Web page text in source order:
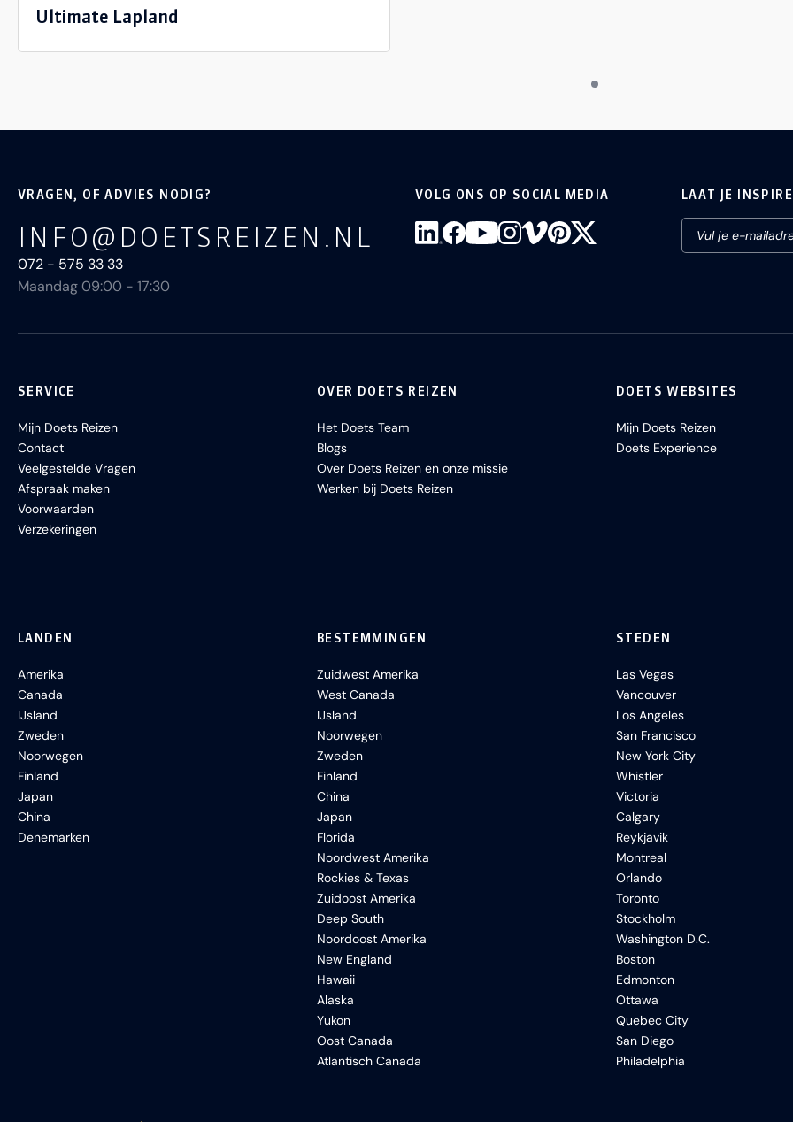
Ultimate Lapland
VRAGEN, OF ADVIES NODIG?
INFO@DOETSREIZEN.NL
072 - 575 33 33
Maandag 09:00 - 17:30
VOLG ONS OP SOCIAL MEDIA LAAT JE
SERVICE
Mijn Doets Reizen
Contact
Veelgestelde Vragen
Afspraak maken
Voorwaarden
Verzekeringen
OVER DOETS REIZEN
Het Doets Team
Blogs
Over Doets Reizen en onze missie
Werken bij Doets Reizen
DOETS WEBSITES
Mijn Doets Reizen
Doets Experience
LANDEN
Amerika
Canada
IJsland
Zweden
Noorwegen
Finland
Japan
China
Denemarken
BESTEMMINGEN
Zuidwest Amerika
West Canada
IJsland
Noorwegen
Zweden
Finland
China
Japan
Florida
Noordwest Amerika
Rockies & Texas
Zuidoost Amerika
Deep South
Noordoost Amerika
New England
Hawaii
Alaska
Yukon
Oost Canada
Atlantisch Canada
STEDEN
Las Vegas
Vancouver
Los Angeles
San Francisco
New York City
Whistler
Victoria
Calgary
Reykjavik
Montreal
Orlando
Toronto
Stockholm
Washington D.C.
Boston
Edmonton
Ottawa
Quebec City
San Diego
Philadelphia